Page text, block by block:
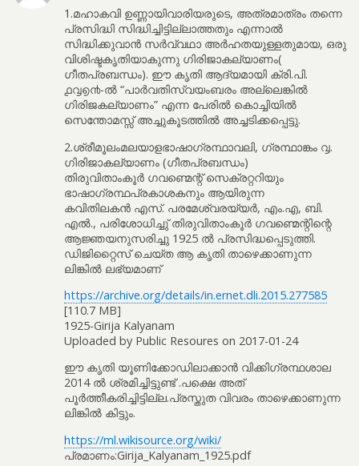
1.മഹാകവി ഉണ്ണായിവാരിയരുടെ, അത്രമാത്രം തന്നെ
പ്രസിദ്ധി സിദ്ധിച്ചിട്ടില്ലാത്തതും എന്നാൽ
സിദ്ധിക്കുവാൻ സർവ്വഥാ അർഹതയുള്ളതുമായ, ഒരു
വിശിഷ്ടകൃതിയാകുന്നു ഗിരിജാകല്യാണം(
ഗീതപ്രബന്ധം). ഈ കൃതി ആദ്യമായി ക്രി.പി.
൧൮൭൯-ൽ “പാർവതിസ്വയംബരം അല്ലെങ്കിൽ
ഗിരിജകല്യാണം” എന്ന പേരിൽ കൊച്ചിയിൽ
സെന്തോമസ്സ് അച്ചുകൂടത്തിൽ അച്ചടിക്കപ്പെട്ടു.
2.ശ്രീമൂലംമലയാളഭാഷാഗ്രന്ഥാവലി, ഗ്രന്ഥാങ്കം ൮.
ഗിരിജാകല്യാണം (ഗീതപ്രബന്ധം)
തിരുവിതാംകൂർ ഗവണ്മെന്റ് സെക്രറ്ററിയും
ഭാഷാഗ്രന്ഥപ്രകാശകനും ആയിരുന്ന
കവിതിലകൻ എസ്. പരമേശ്വരയ്യർ, എം.എ, ബി.
എൽ., പരിശോധിച്ചു് തിരുവിതാംകൂർ ഗവണ്മെന്റിന്റെ
ആജ്ഞയനുസരിച്ചു 1925 ൽ പ്രസിദ്ധപ്പെടുത്തി.
ഡിജിറ്റൈസ് ചെയ്ത ആ കൃതി താഴെക്കാണുന്ന
ലിങ്കിൽ ലഭ്യമാണ്
https://archive.org/details/in.ernet.dli.2015.277585
[110.7 MB]
1925-Girija Kalyanam
Uploaded by Public Resoures on 2017-01-24
ഈ കൃതി യൂണിക്കോഡിലാക്കാൻ വിക്കിഗ്രന്ഥശാല
2014 ൽ ശ്രമിച്ചിട്ടുണ്ട് .പക്ഷെ അത്
പൂർത്തീകരിച്ചിട്ടില്ല.പ്രസ്തുത വിവരം താഴെക്കാണുന്ന
ലിങ്കിൽ കിട്ടും.
https://ml.wikisource.org/wiki/
പ്രമാണം:Girija_Kalyanam_1925.pdf